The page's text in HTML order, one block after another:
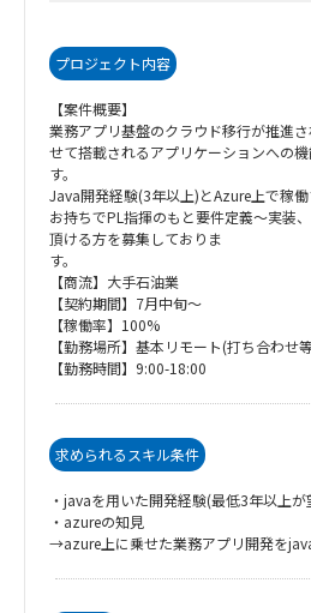
プロジェクト内容
【案件概要】
業務アプリ基盤のクラウド移行が推進
せて搭載されるアプリケーションへの
す。
Java開発経験(3年以上)とAzure上で稼
お持ちでPL指揮のもと要件定義～実装
頂ける方を募集しておりま
す。
【商流】大手石油業
【契約期間】7月中旬～
【稼働率】100%
【勤務場所】基本リモート(打ち合わせ
【勤務時間】9:00-18:00
求められるスキル条件
・javaを用いた開発経験(最低3年以上が
・azureの知見
→azure上に乗せた業務アプリ開発を